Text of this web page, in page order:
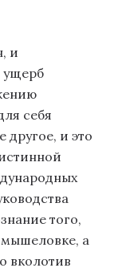
и
ущерб
себя
другое, и это
того,
а
вколотив